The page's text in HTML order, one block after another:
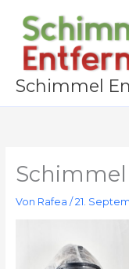
Inhalt
springen
Schimmel
Von Rafea /21.